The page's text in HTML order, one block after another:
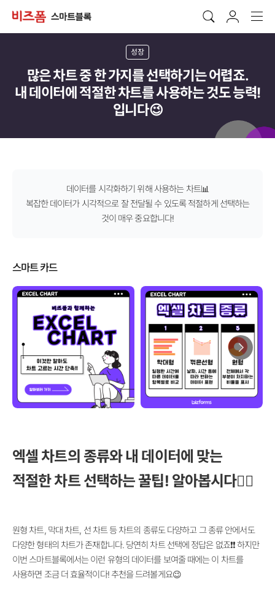
성장
많은 차트 중 한 가지를 선택하기는 어렵죠.
내 데이터에 적절한 차트를 사용하는 것도 능력!
입니다😉
데이터를 시각화하기 위해 사용하는 차트📊
복잡한 데이터가 시각적으로 잘 전달될 수 있도록 적절하게 선택하는
것이 매우 중요합니다!
스마트 카드
엑셀 차트의 종류와 내 데이터에 맞는
적절한 차트 선택하는 꿀팁! 알아봅시다🏃‍♀️
원형 차트, 막대 차트, 선 차트 등 차트의 종류도 다양하고 그 종류 안에서도
다양한 형태의 차트가 존재합니다. 당연히 차트 선택에 정답은 없죠❗❗ 하지만
이번 스마트블록에서는 이런 유형의 데이터를 보여줄 때에는 이 차트를
사용하면 조금 더 효율적이다! 추천을 드려볼게요😉